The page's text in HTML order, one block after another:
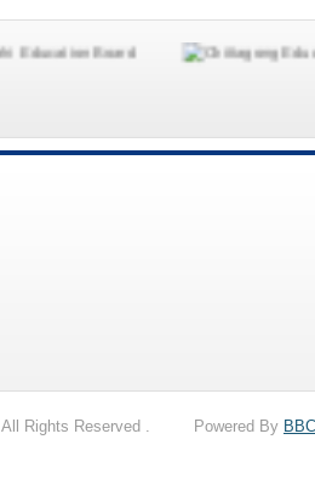
All Rights Reserved . Powered By